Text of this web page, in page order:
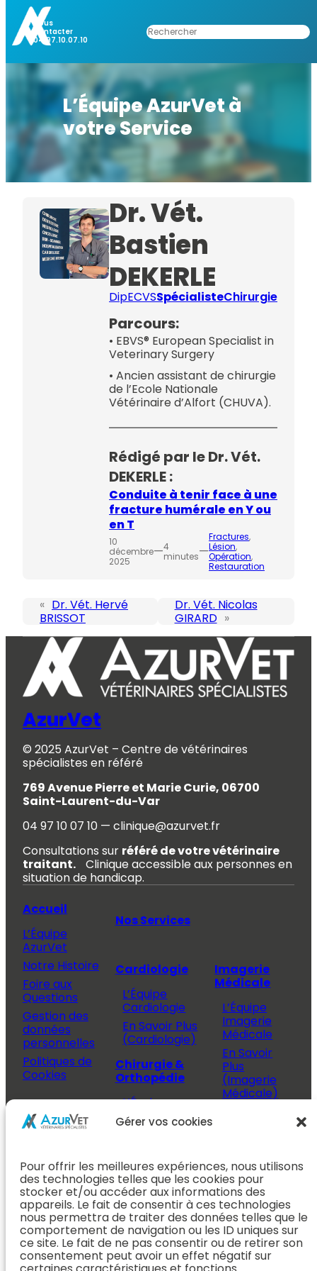
Gérer vos cookies
Pour offrir les meilleures expériences, nous utilisons
des technologies telles que les cookies pour
stocker et/ou accéder aux informations des
appareils. Le fait de consentir à ces technologies
nous permettra de traiter des données telles que le
comportement de navigation ou les ID uniques sur
ce site. Le fait de ne pas consentir ou de retirer son
consentement peut avoir un effet négatif sur
Nous
Contacter
04.97.10.07.10
Rechercher
L’Équipe AzurVet à
votre Service
Dr. Vét.
Bastien
DEKERLE
DipECVSSpécialisteChirurgie
Parcours:
• EBVS® European Specialist in
Veterinary Surgery
• Ancien assistant de chirurgie
de l’Ecole Nationale
Vétérinaire d’Alfort (CHUVA).
Rédigé par le Dr. Vét.
DEKERLE :
Conduite à tenir face à une
fracture humérale en Y ou
en T
10
décembre
2025
—4
minutes—
Fractures,
Lésion,
Opération,
Restauration
« Dr. Vét. Hervé
BRISSOT
Dr. Vét. Nicolas
GIRARD »
AzurVet
© 2025 AzurVet – Centre de vétérinaires
spécialistes en référé
769 Avenue Pierre et Marie Curie, 06700
Saint-Laurent-du-Var
04 97 10 07 10 — clinique@azurvet.fr
Consultations sur référé de votre vétérinaire
traitant. Clinique accessible aux personnes en
situation de handicap.
Accueil
L’Équipe
AzurVet
Notre Histoire
Foire aux
Questions
Gestion des
données
personnelles
Politiques de
Cookies
Propriétaire
Prendre
rendez-vous
Après mon
rendez-vous
Espace
Vétérinaire
Nos Services
Cardiologie
L’Équipe
Cardiologie
En Savoir Plus
(Cardiologie)
Chirurgie &
Orthopédie
L’Équipe
Chirurgie &
Orthopédie
(Chirurgie &
Orthopédie)
Dentisterie &
ORL
L’Équipe
Dentisterie &
ORL
Imagerie
Médicale
L’Équipe
Imagerie
Médicale
En Savoir
Plus
(Imagerie
Médicale)
Médecine
Interne
En Savoir
Plus
(Médecine
Interne)
Neurologie